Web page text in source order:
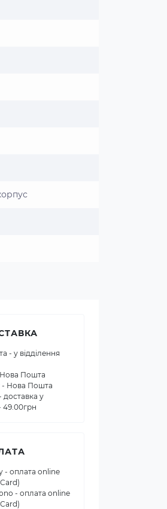
- у відділення
Нова Пошта
Нова Пошта
доставка у
49.00грн
- оплата online
- оплата online